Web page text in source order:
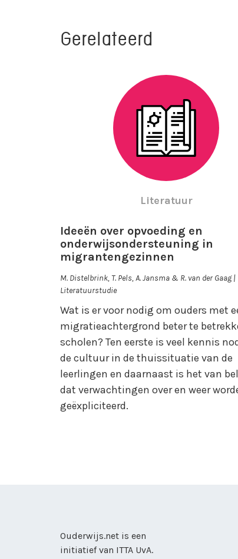
Gerelateerd
Literatuur
Ideeën over opvoeding en
onderwijsondersteuning in
migrantengezinnen
M. Distelbrink, T. Pels, A. Jansma & R. van der Gaag |
Literatuurstudie
Wat is er voor nodig om ouders met
migratieachtergrond beter te
scholen? Ten eerste is veel kennis
de cultuur in de thuissituatie van de
leerlingen en daarnaast is het van
dat verwachtingen over en weer
geëxpliciteerd.
Ouderwijs.net is een
initiatief van ITTA UvA.